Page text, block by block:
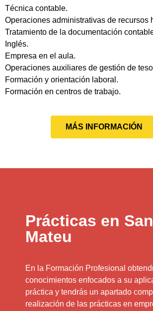
Técnica contable.
Operaciones administrativas de recursos
Tratamiento de la documentación
Inglés.
Empresa en el aula.
Operaciones auxiliares de gestión de
Formación y orientación laboral.
Formación en centros de trabajo.
MÁS INFORMACIÓN
Prácticas en
Mateu
En la Formación Profesional
conocimientos enfocados a su
práctica y tendrás un apartado
realización de las prácticas en